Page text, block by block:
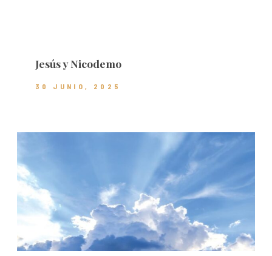
Jesús y Nicodemo
30 JUNIO, 2025